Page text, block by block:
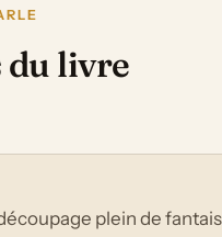
du livre
plein de